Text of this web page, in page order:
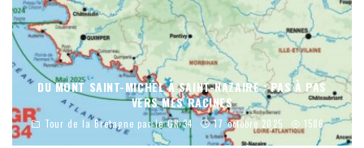
DU MONT SAINT-MICHEL À SAINT-NAZAIRE : PAS À PAS
VERS MES RACINES
Tour de la Bretagne par le GR 34 17 octobre 2025 1586